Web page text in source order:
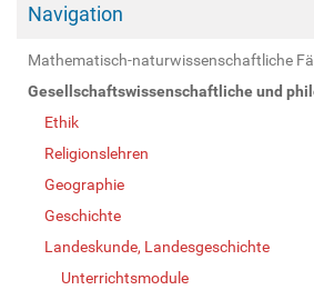
Navigation
Mathematisch-naturwissenschaftliche
Gesellschaftswissenschaftliche und
Ethik
Religionslehren
Geographie
Geschichte
Landeskunde, Landesgeschichte
Unterrichtsmodule